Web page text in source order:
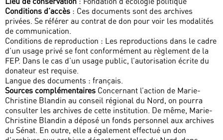
Conditions d’accès : Ces documents sont des archives
privées. Se référer au contrat de don pour voir les modalités
de communication.
Conditions de reproduction : Les reproductions dans le cadre
d’un usage privé se font conformément au règlement de la
FEP. Dans le cas d’un usage public, l’autorisation écrite du
donateur est requise.
Langue des documents : français.
Sources complémentaires Concernant l’action de Marie-
Christine Blandin au conseil régional du Nord, on pourra
consulter les archives de cette institution. De même, Marie-
Christine Blandin a déposé un fonds personnel aux archives
du Sénat. En outre, elle a également effectué un don